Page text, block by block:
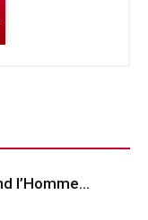
l’Homme…